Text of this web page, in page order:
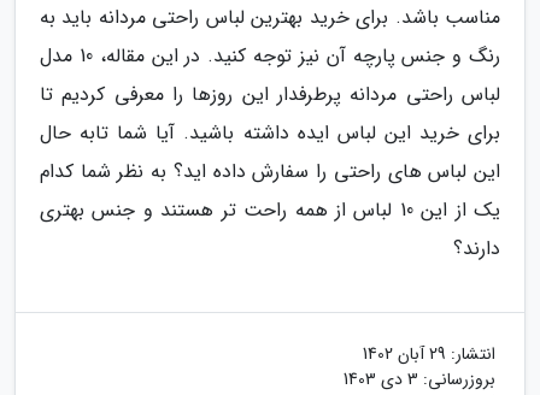
مناسب باشد. برای خرید بهترین لباس راحتی مردانه باید به
رنگ و جنس پارچه آن نیز توجه کنید. در این مقاله، 10 مدل
لباس راحتی مردانه پرطرفدار این روزها را معرفی کردیم تا
برای خرید این لباس ایده داشته باشید. آیا شما تابه حال
این لباس های راحتی را سفارش داده اید؟ به نظر شما کدام
یک از این 10 لباس از همه راحت تر هستند و جنس بهتری
دارند؟
انتشار: 29 آبان 1402
بروزرسانی: 3 دی 1403